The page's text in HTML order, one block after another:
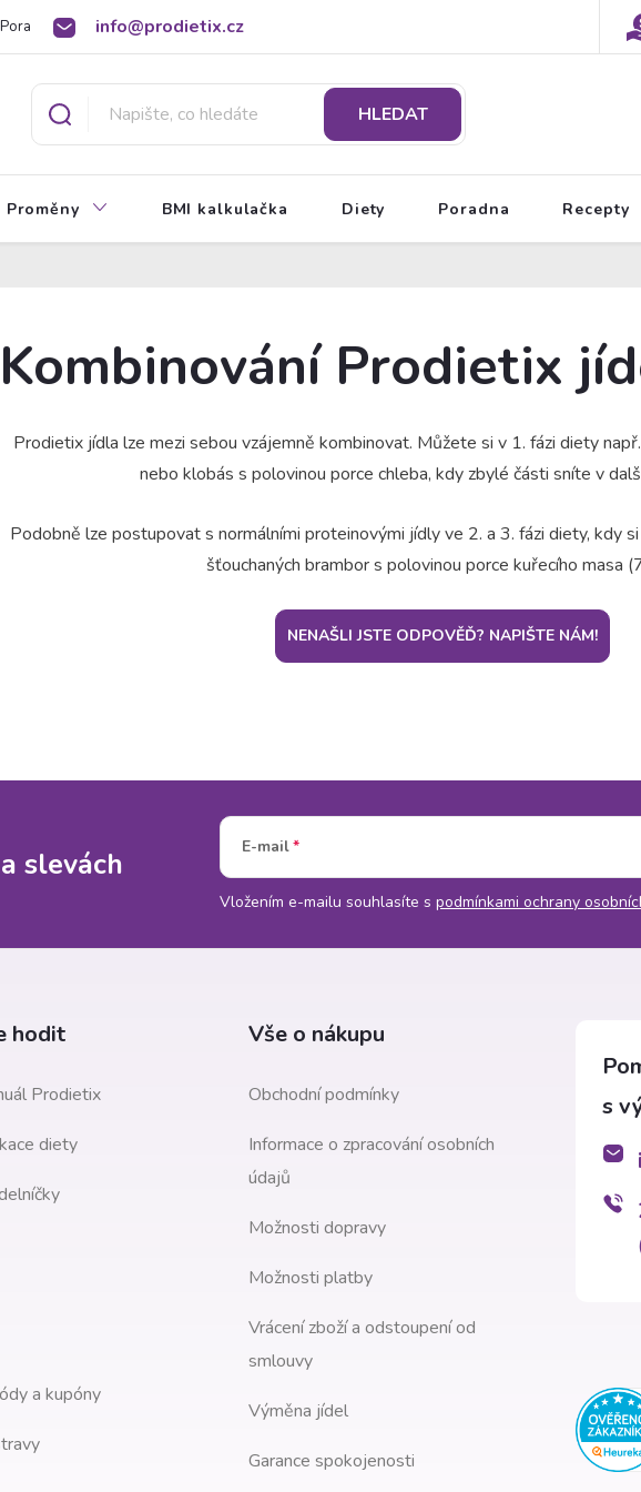
info@prodietix.cz
Poradna BMI kalkulačka O Prodietix dietě
HLEDAT
Proměny BMI kalkulačka Diety Poradna Recepty
Kombinování Prodietix
Prodietix jídla lze mezi sebou vzájemně kombinovat. Můžete si v 1. fázi diety
nebo klobás s polovinou porce chleba, kdy zbylé části sníte v
Podobně lze postupovat s normálními proteinovými jídly ve 2. a 3. fázi diety, kdy
šťouchaných brambor s polovinou porce kuřecího masa
NENAŠLI JSTE ODPOVĚĎ? NAPIŠTE NÁM!
slevách E-mail
Vložením e-mailu souhlasíte s podmínkami ochrany
hodit
Prodietix
diety
a kupóny
Vše o nákupu
Obchodní podmínky
Informace o zpracování osobních
údajů
Možnosti dopravy
Možnosti platby
Vrácení zboží a odstoupení od
smlouvy
Výměna jídel
Garance spokojenosti